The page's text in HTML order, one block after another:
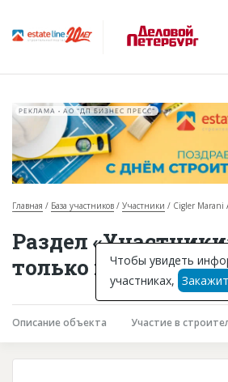
Горячие объекты
База строящихся объектов
Инвестпроекты
Глоссарий
РЕКЛАМА • АО "ДП БИЗНЕС ПРЕСС"
Главная База участников Участники Cigler Marani
Раздел
только
Описание объекта Участие в
Чтобы увидеть
участниках,